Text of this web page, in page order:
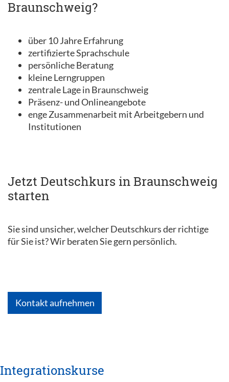
Braunschweig?
über 10 Jahre Erfahrung
zertifizierte Sprachschule
persönliche Beratung
kleine Lerngruppen
zentrale Lage in Braunschweig
Präsenz- und Onlineangebote
enge Zusammenarbeit mit Arbeitgebern und
Institutionen
Jetzt Deutschkurs in Braunschweig
starten
Sie sind unsicher, welcher Deutschkurs der richtige
für Sie ist? Wir beraten Sie gern persönlich.
Kontakt aufnehmen
Integrationskurse